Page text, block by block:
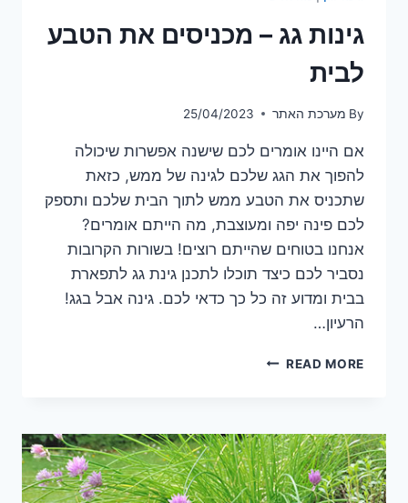
גינות גג – מכניסים את הטבע
לבית
By מערכת האתר 25/04/2023
אם היינו אומרים לכם שישנה אפשרות שיכולה
להפוך את הגג שלכם לגינה של ממש, כזאת
שתכניס את הטבע ממש לתוך הבית שלכם ותספק
לכם פינה יפה ומעוצבת, מה הייתם אומרים?
אנחנו בטוחים שהייתם רוצים! בשורות הקרובות
נסביר לכם כיצד תוכלו לתכנן גינת גג לתפארת
בבית ומדוע זה כל כך כדאי לכם. גינה אבל בגג!
הרעיון…
READ MOREגינות
את
הטבע
לבית